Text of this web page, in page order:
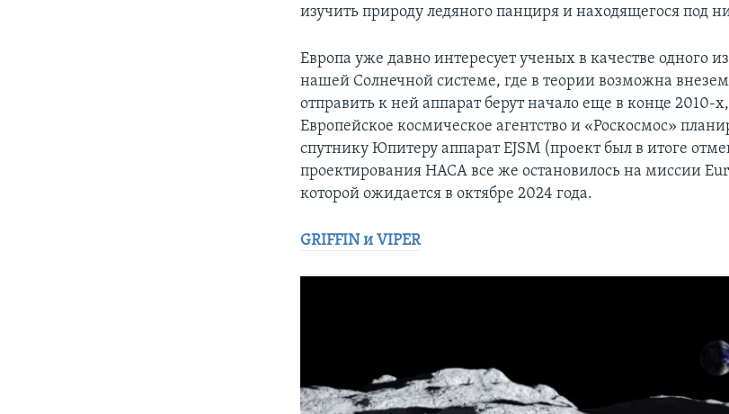
изучить природу ледяного панциря и находящегося под
Европа уже давно интересует ученых в качестве одного
нашей Солнечной системе, где в теории возможна
отправить к ней аппарат берут начало еще в конце 2010-
Европейское космическое агентство и «Роскосмос»
спутнику Юпитеру аппарат EJSM (проект был в итоге
проектирования НАСА все же остановилось на миссии
которой ожидается в октябре 2024 года.
GRIFFIN и VIPER